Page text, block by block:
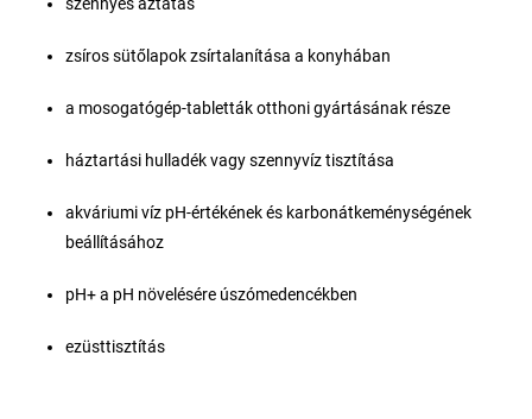
zsíros sütőlapok zsírtalanítása a konyhában
a mosogatógép-tabletták otthoni gyártásának része
háztartási hulladék vagy szennyvíz tisztítása
akváriumi víz pH-értékének és karbonátkeménységének
beállításához
pH+ a pH növelésére úszómedencékben
ezüsttisztítás